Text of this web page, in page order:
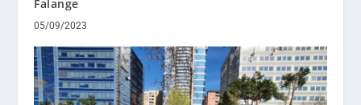
Falange
05/09/2023